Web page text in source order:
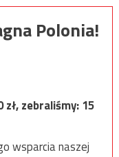
Polonia!
zł, zebraliśmy:15
wsparcia naszej